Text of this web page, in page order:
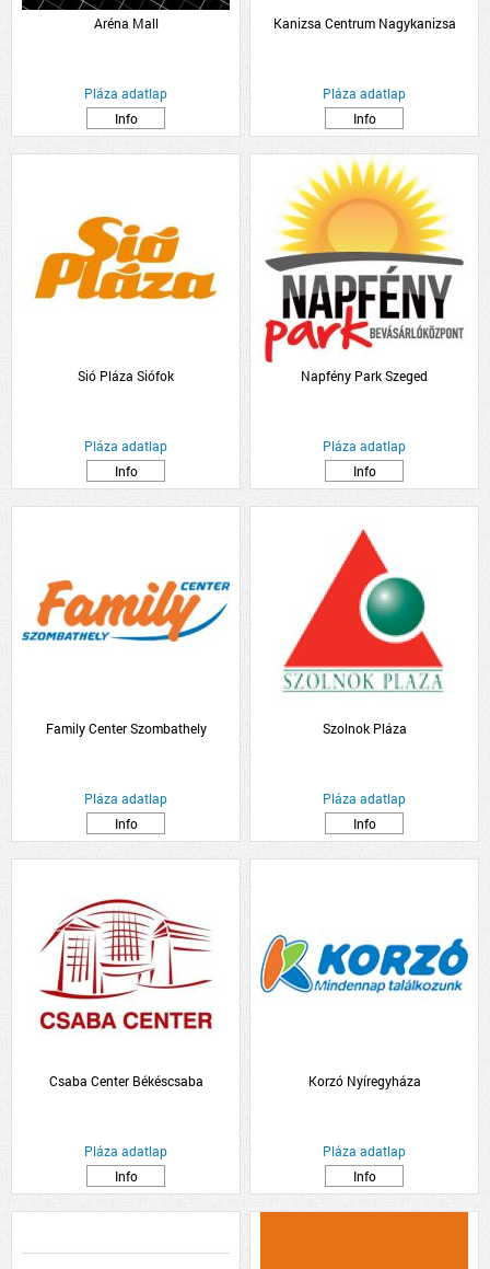
Aréna Mall
Pláza adatlap
Info
Kanizsa Centrum Nagykanizsa
Pláza adatlap
Info
Sió Pláza Siófok
Pláza adatlap
Info
Napfény Park Szeged
Pláza adatlap
Info
Family Center Szombathely
Pláza adatlap
Info
Szolnok Pláza
Pláza adatlap
Info
Csaba Center Békéscsaba
Pláza adatlap
Info
Korzó Nyíregyháza
Pláza adatlap
Info